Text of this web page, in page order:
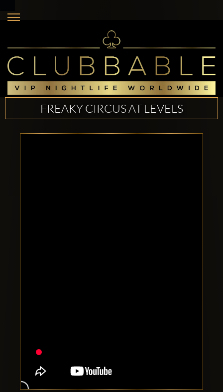
sociaux
Clubbable:
FREAKY CIRCUS AT LEVELS